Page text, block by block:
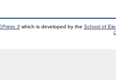
3which is developed by the School of